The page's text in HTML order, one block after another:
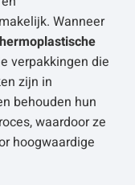
Wanneer
verpakkingen die
zijn in
behouden hun
waardoor ze
hoogwaardige